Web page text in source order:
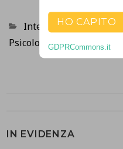
Categorie
Intelligenza Artificiale
Psicologia e Tecnologia
IN EVIDENZA
HO CAPITO
GDPRCommons.it